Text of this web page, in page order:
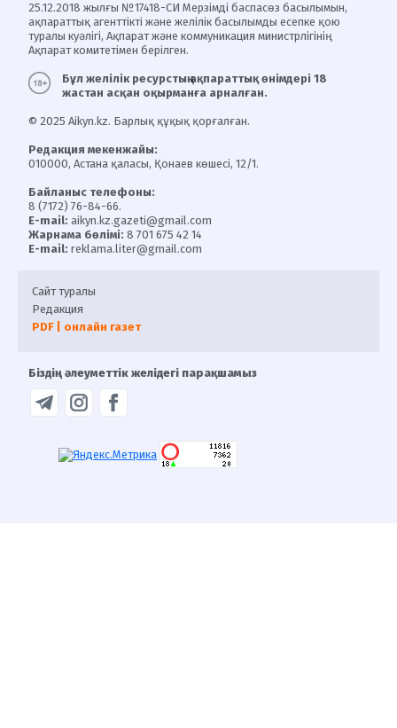
25.12.2018 жылғы №17418-СИ Мерзімді баспасөз басылымын,
ақпараттық агенттікті және желілік басылымды есепке қою
туралы куәлігі, Ақпарат және коммуникация министрлігінің
Ақпарат комитетімен берілген.
Бұл желілік ресурстың ақпараттық өнімдері 18
жастан асқан оқырманға арналған.
© 2025 Aikyn.kz. Барлық құқық қорғалған.
Редакция мекенжайы:
010000, Астана қаласы, Қонаев көшесі, 12/1.
Байланыс телефоны:
8 (7172) 76-84-66.
E-mail: aikyn.kz.gazeti@gmail.com
Жарнама бөлімі: 8 701 675 42 14
E-mail: reklama.liter@gmail.com
Сайт туралы
Редакция
PDF | онлайн газет
Біздің әлеуметтік желідегі парақшамыз